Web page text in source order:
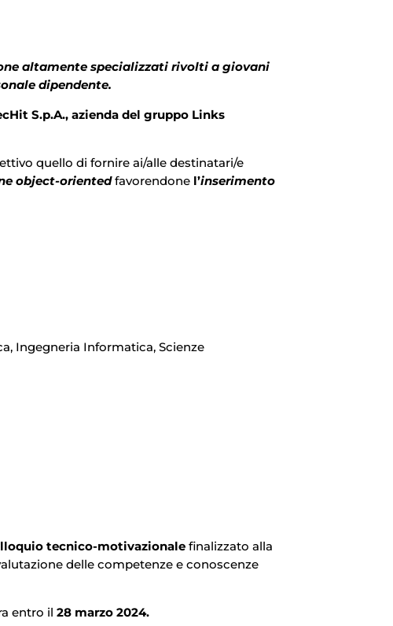
altamente specializzati rivolti a giovani
dipendente.
S.p.A., azienda del gruppo Links
quello di fornire ai/alle destinatari/e
object-orientedfavorendonel’inserimento
Ingegneria Informatica, Scienze
tecnico-motivazionalefinalizzato alla
delle competenze e conoscenze
entro il 28 marzo 2024.